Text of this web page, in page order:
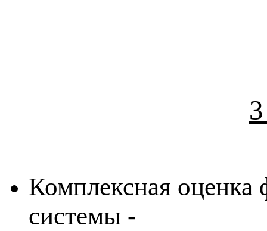
Комплексная
системы -